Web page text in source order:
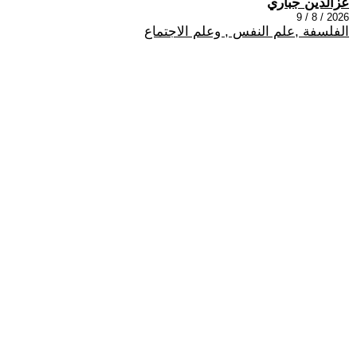
2026 / 8 / 9
الفلسفة ,علم النفس , وعلم الاجتماع